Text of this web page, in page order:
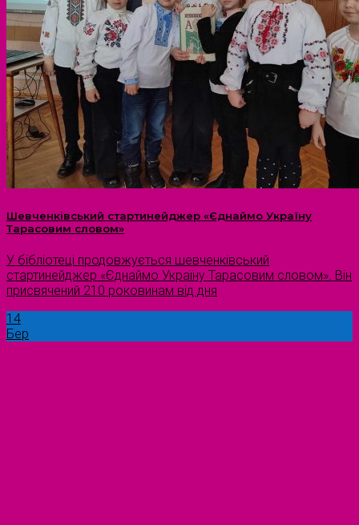
Шевченківський стартинейджер «Єднаймо Україну
Тарасовим словом»
У бібліотеці продовжується шевченківський
стартинейджер «Єднаймо Україну Тарасовим словом». Він
присвячений 210 роковинам від дня
14
Бер